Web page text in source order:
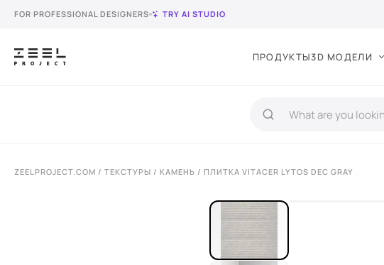
FOR PROFESSIONAL DESIGNERS TRY AI STUDIO
ПРОДУКТЫ3D МОДЕЛИ
ZEELPROJECT.COM / ТЕКСТУРЫ / КАМЕНЬ / ПЛИТКА VITACER LYTOS DEC GRAY